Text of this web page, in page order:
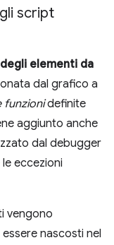
script
elementi da
dal grafico a
funzionidefinite
aggiunto anche
dal debugger
eccezioni
vengono
nascosti nel